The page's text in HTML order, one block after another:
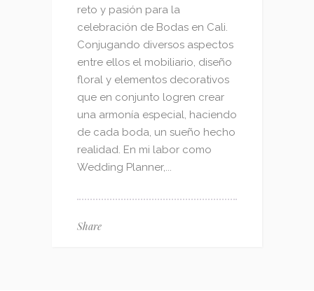
reto y pasión para la
celebración de Bodas en Cali.
Conjugando diversos aspectos
entre ellos el mobiliario, diseño
floral y elementos decorativos
que en conjunto logren crear
una armonía especial, haciendo
de cada boda, un sueño hecho
realidad. En mi labor como
Wedding Planner,...
Share